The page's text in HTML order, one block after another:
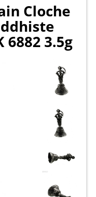
Cloche
6882 3.5g